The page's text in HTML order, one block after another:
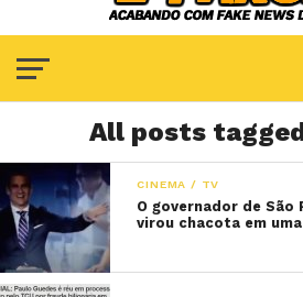
All posts
CINEMA / TV
O governador de São
virou chacota em